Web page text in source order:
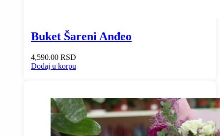
Buket Šareni Anđeo
4,590.00 RSD
Dodaj u korpu